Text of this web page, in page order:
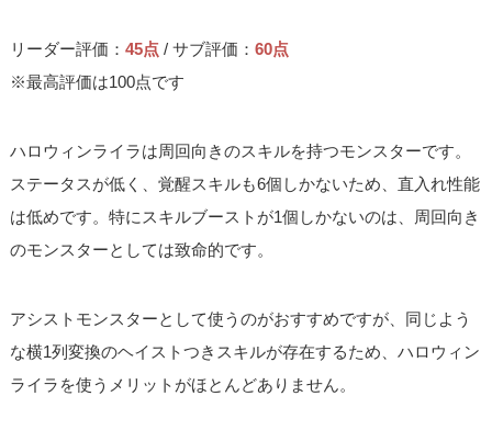
リーダー評価：45点 / サブ評価：60点
※最高評価は100点です
ハロウィンライラは周回向きのスキルを持つモンスターです。
ステータスが低く、覚醒スキルも6個しかないため、直入れ性能
は低めです。特にスキルブーストが1個しかないのは、周回向き
のモンスターとしては致命的です。
アシストモンスターとして使うのがおすすめですが、同じよう
な横1列変換のヘイストつきスキルが存在するため、ハロウィン
ライラを使うメリットがほとんどありません。